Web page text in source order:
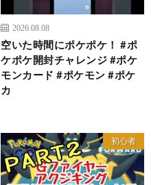
2026.08.08
空いた時間にポケポケ！ #ポ
ケポケ開封チャレンジ #ポケ
モンカード #ポケモン #ポケ
カ
初心者